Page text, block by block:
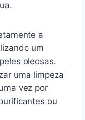
a
um
oleosas.
uma limpeza
vez por
ou